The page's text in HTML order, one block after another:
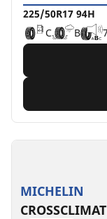
225/50R17 94H
C
B
MICHELIN